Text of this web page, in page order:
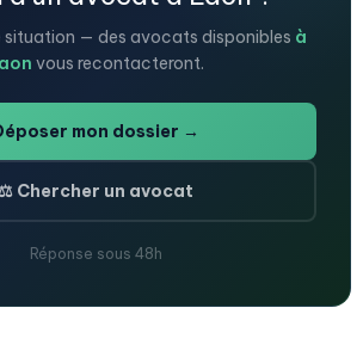
situation — des avocats disponibles à
vous recontacteront.
mon dossier →
⚖️ Chercher un avocat
Réponse sous 48h